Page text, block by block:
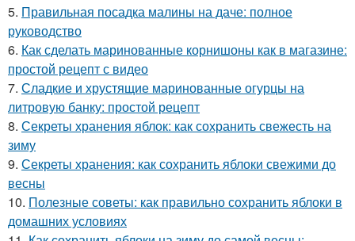
5. Правильная посадка малины на даче: полное
руководство
6. Как сделать маринованные корнишоны как в магазине:
простой рецепт с видео
7. Сладкие и хрустящие маринованные огурцы на
литровую банку: простой рецепт
8. Секреты хранения яблок: как сохранить свежесть на
зиму
9. Секреты хранения: как сохранить яблоки свежими до
весны
10. Полезные советы: как правильно сохранить яблоки в
домашних условиях